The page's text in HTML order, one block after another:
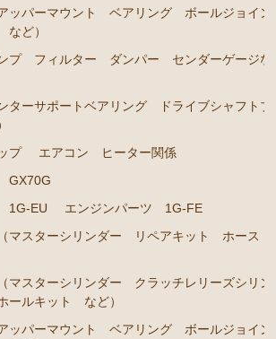
（マスターシリンダー リペアキッ
）
（マスターシリンダー クラッチレリ
オーバーホールキット など）
ーツ（各種リペアキット ラックブー
ド タイロッドエンド など）
ンプ フィルター ダンパー センダ
ンターサポートベアリング ドライブ
デフなど）
ー関係
チェイサー JZX90 JZX91 JZX93 GX9
ッパーマウント ベアリング ボールジョイン
ど）
プ フィルター ダンパー センダーゲージな
ターサポートベアリング ドライブシャフトブ
プ
エアコン ヒーター関係
GX70G
1G-EU
エンジンパーツ 1G-FE
マスターシリンダー リペアキット ホース
マスターシリンダー クラッチレリーズシリン
ールキット など）
ッパーマウント ベアリング ボールジョイン